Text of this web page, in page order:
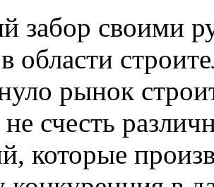
забор своими
области
рынок
не счесть
которые